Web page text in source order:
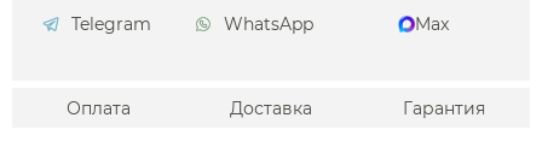
Telegram
WhatsApp Max
Оплата Доставка Гарантия